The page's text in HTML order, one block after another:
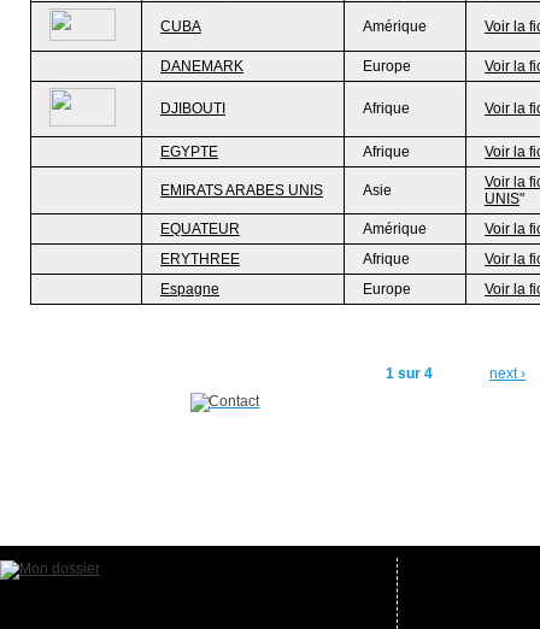
CUBA Amérique Voir la
DANEMARK Europe Voir la
DJIBOUTI Afrique Voir la
EGYPTE Afrique Voir la
EMIRATS ARABES UNIS Asie
Voir la
UNIS"
EQUATEUR
Amérique
Voir la
ERYTHREE
Afrique
Voir la
Espagne
Europe Voir la
1 sur 4 next ›